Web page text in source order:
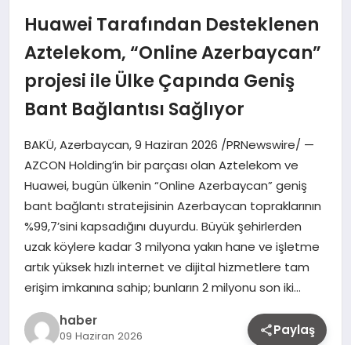
Huawei Tarafından Desteklenen
Aztelekom, “Online Azerbaycan”
projesi ile Ülke Çapında Geniş
Bant Bağlantısı Sağlıyor
BAKÜ, Azerbaycan, 9 Haziran 2026 /PRNewswire/ —
AZCON Holding’in bir parçası olan Aztelekom ve
Huawei, bugün ülkenin “Online Azerbaycan” geniş
bant bağlantı stratejisinin Azerbaycan topraklarının
%99,7’sini kapsadığını duyurdu. Büyük şehirlerden
uzak köylere kadar 3 milyona yakın hane ve işletme
artık yüksek hızlı internet ve dijital hizmetlere tam
erişim imkanına sahip; bunların 2 milyonu son iki…
haber
09 Haziran 2026 Paylaş